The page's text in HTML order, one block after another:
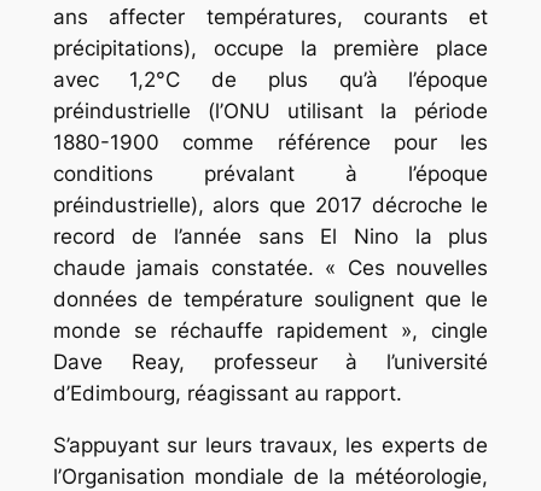
ans affecter températures, courants et
précipitations), occupe la première place
avec 1,2°C de plus qu’à l’époque
préindustrielle (l’ONU utilisant la période
1880-1900 comme référence pour les
conditions prévalant à l’époque
préindustrielle), alors que 2017 décroche le
record de l’année sans El Nino la plus
chaude jamais constatée. « Ces nouvelles
données de température soulignent que le
monde se réchauffe rapidement », cingle
Dave Reay, professeur à l’université
d’Edimbourg, réagissant au rapport.
S’appuyant sur leurs travaux, les experts de
l’Organisation mondiale de la météorologie,